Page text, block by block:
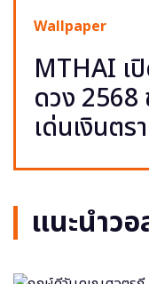
Wallpaper
MTHAI เ
ดวง 2568
เด่นเงินตร
แนะนำวอ